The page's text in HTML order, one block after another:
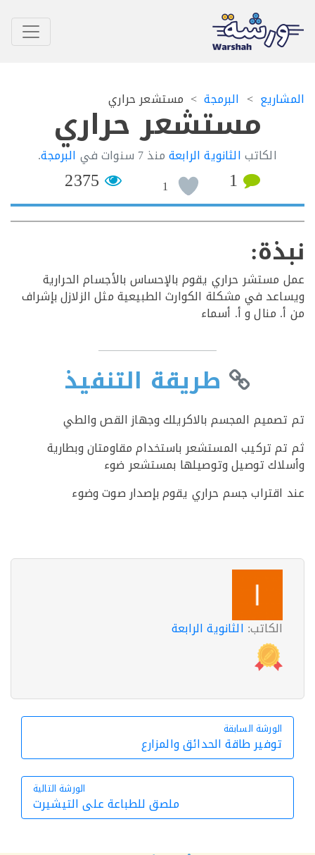
البرمجة مستشعر حراري
مستشعر حراري
الكاتبالثانوية الرابعةمنذ7 سنوات فيالبرمجة.
1
1
2375
حراري يقوم بالإحساس بالأجسام الحرارية
في مشكلة الكوارث الطبيعية مثل الزلازل بإشراف
منال و أ. أسماء
طريقة التنفيذ
المجسم بالاكريلك وجهاز القص والطي
تركيب المستشعر باستخدام مقاومتان وبطارية
توصيل وتوصيلها بمستشعر ضوء
جسم حراري يقوم بإصدار صوت وضوء
الكاتب:الثانوية الرابعة
الورشة السابقة
الورشة السابقة
توفير طاقة الحدائق والمزارع
الورشة التالية
الورشة
ملصق للطباعة على التيشيرت